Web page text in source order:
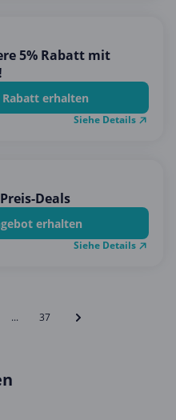
5% Rabatt mit
Rabatt erhalten
Siehe Details
Deals
erhalten
Siehe Details
... 37